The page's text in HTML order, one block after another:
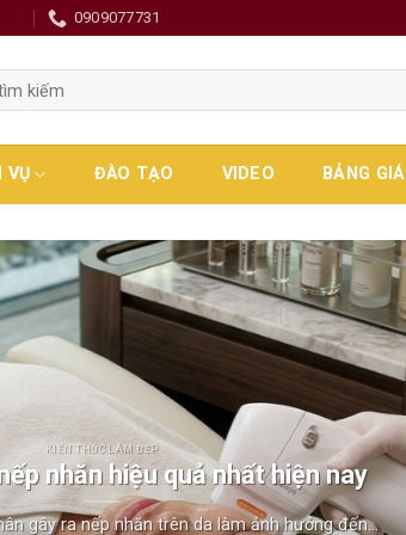
0909077731
VỤ ĐÀO TẠO VIDEO BẢNG GIÁ
KIẾN THỨC LÀM ĐẸP
nhăn hiệu quả nhất hiện nay
gây ra nếp nhăn trên da làm ảnh hưởng đến...